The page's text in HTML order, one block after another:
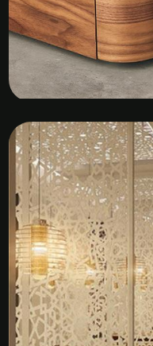
Kệ Tủ Gỗ